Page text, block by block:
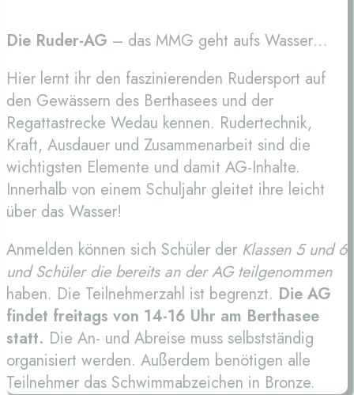
Die Ruder-AG – das MMG geht aufs Wasser…
Hier lernt ihr den faszinierenden Rudersport auf
den Gewässern des Berthasees und der
Regattastrecke Wedau kennen. Rudertechnik,
Kraft, Ausdauer und Zusammenarbeit sind die
wichtigsten Elemente und damit AG-Inhalte.
Innerhalb von einem Schuljahr gleitet ihre leicht
über das Wasser!
Anmelden können sich Schüler der Klassen 5 und 6
und Schüler die bereits an der AG teilgenommen
haben. Die Teilnehmerzahl ist begrenzt. Die AG
findet freitags von 14-16 Uhr am Berthasee
statt. Die An- und Abreise muss selbstständig
organisiert werden. Außerdem benötigen alle
Teilnehmer das Schwimmabzeichen in Bronze.